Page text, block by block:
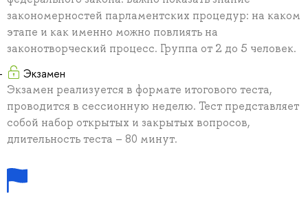
закономерностей парламентских процедур: на каком
этапе и как именно можно повлиять на
законотворческий процесс. Группа от 2 до 5 человек.
Экзамен
Экзамен реализуется в формате итогового теста,
проводится в сессионную неделю. Тест представляет
собой набор открытых и закрытых вопросов,
длительность теста – 80 минут.